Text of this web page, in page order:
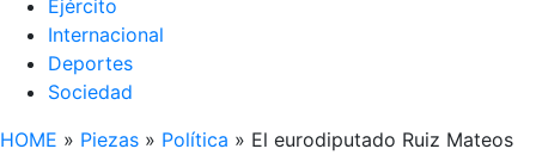
Ejército
Internacional
Deportes
Sociedad
HOME » Piezas » Política » El eurodiputado Ruiz Mateos